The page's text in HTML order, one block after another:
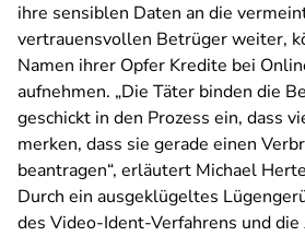
ihre sensiblen Daten an die
vertrauensvollen Betrüger weiter,
Namen ihrer Opfer Kredite bei
aufnehmen. „Die Täter binden die
geschickt in den Prozess ein, dass
merken, dass sie gerade einen
beantragen“, erläutert Michael
Durch ein ausgeklügeltes
des Video-Ident-Verfahrens und